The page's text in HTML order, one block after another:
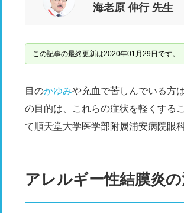
海老原 伸行 先生
この記事の最終更新は2020年01月29日です。
目のかゆみや充血で苦しんでいる方
の目的は、これらの症状を軽くする
て順天堂大学医学部附属浦安病院眼
アレルギー性結膜炎